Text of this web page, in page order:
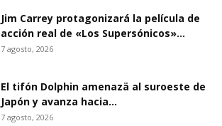
Jim Carrey protagonizará la película de
acción real de «Los Supersónicos»...
7 agosto, 2026
El tifón Dolphin amenazä al suroeste de
Japón y avanza hacia...
7 agosto, 2026